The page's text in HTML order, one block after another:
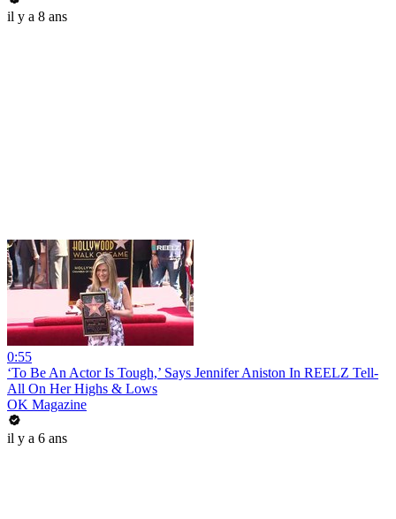
il y a 8 ans
0:55
‘To Be An Actor Is Tough,’ Says Jennifer Aniston In REELZ Tell-
All On Her Highs & Lows
OK Magazine
il y a 6 ans